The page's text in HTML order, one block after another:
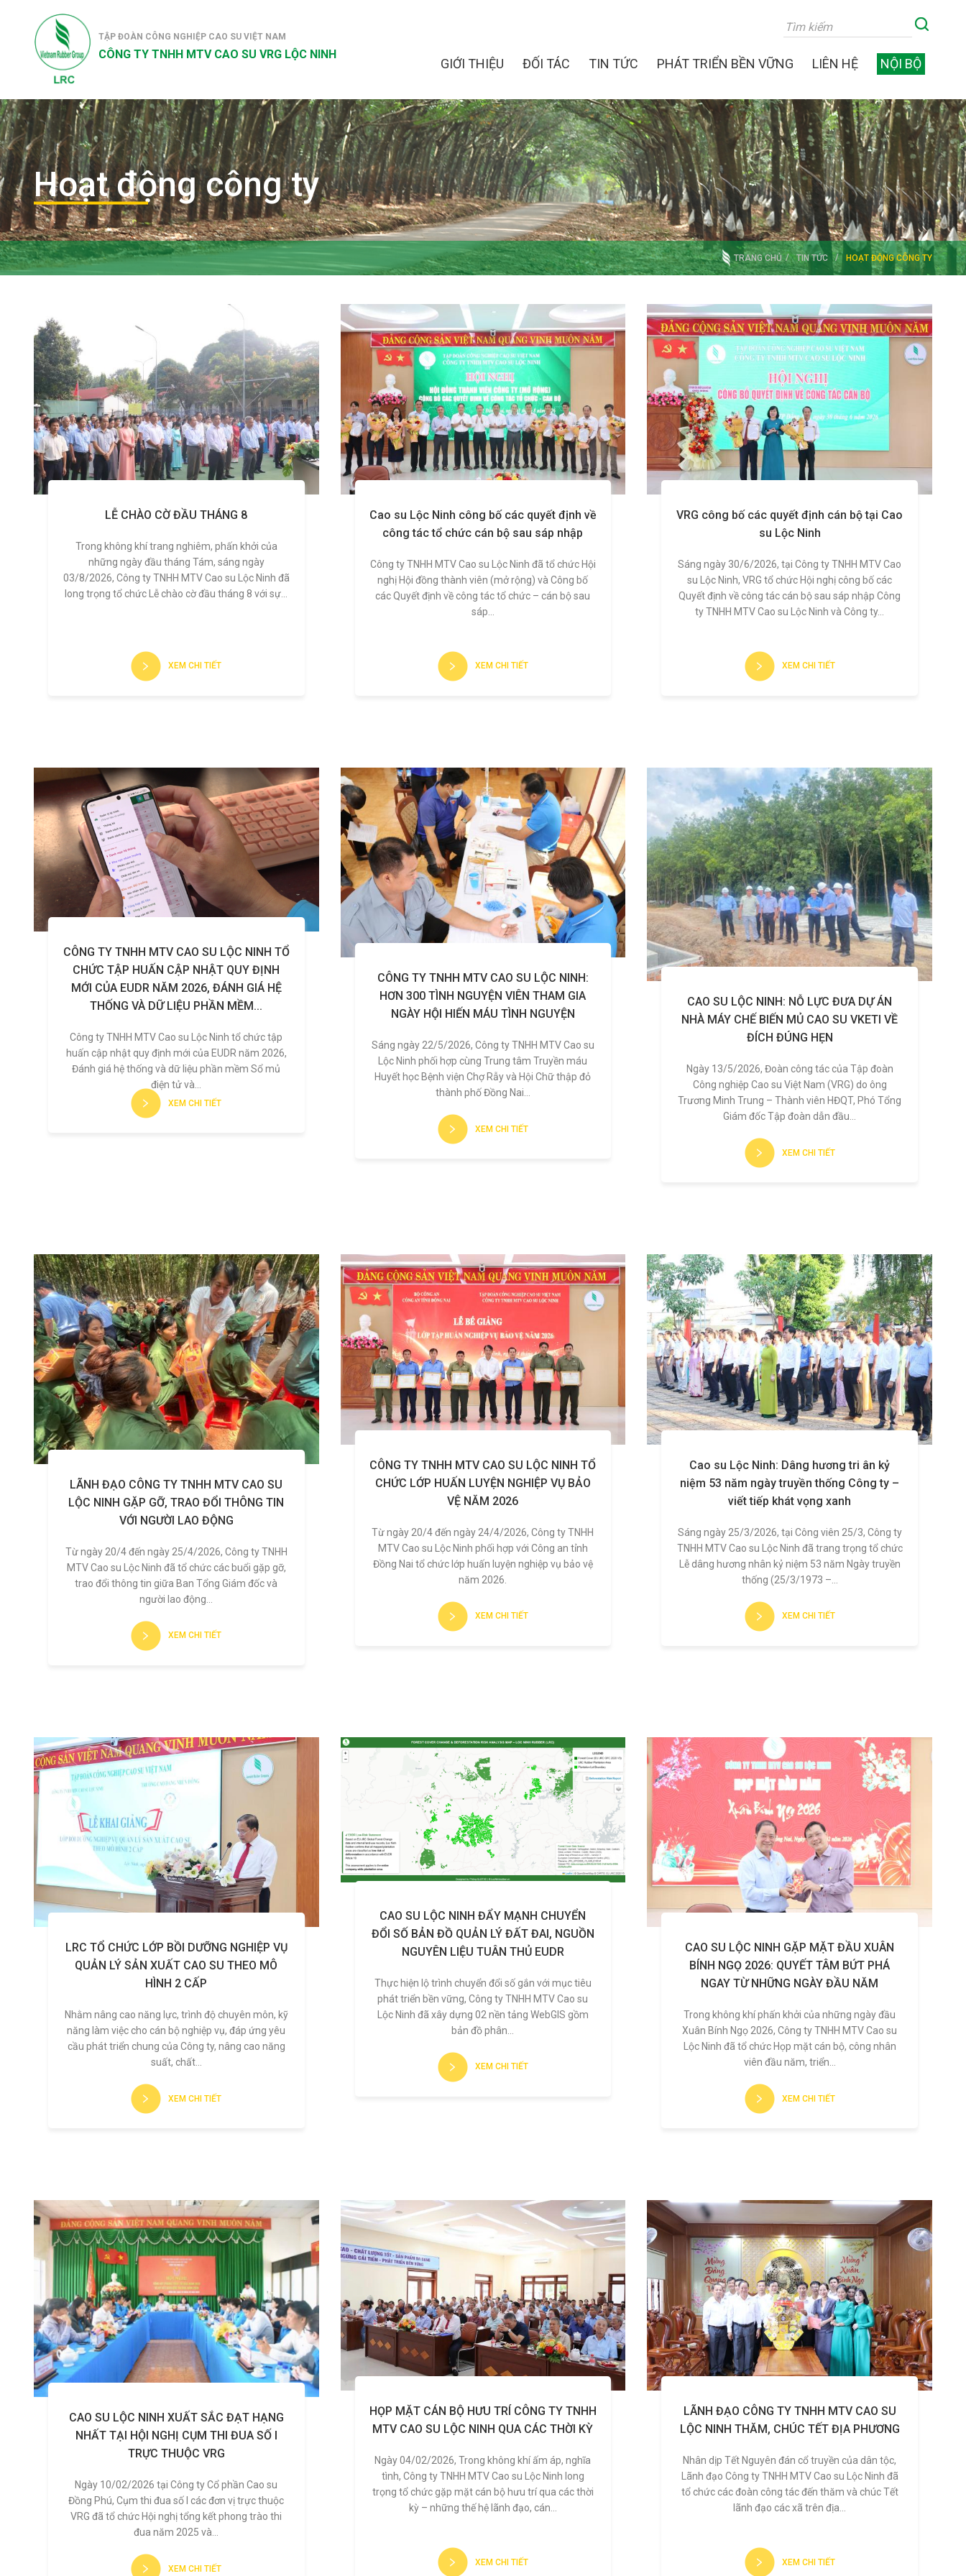
TẬP ĐOÀN CÔNG NGHIỆP CAO SU VIỆT NAM
CÔNG TY TNHH MTV CAO SU VRG LỘC NINH
GIỚI THIỆU ĐỐI TÁC TIN TỨC PHÁT TRIỂN BỀN VỮNG LIÊN HỆ NỘI BỘ
Hoạt động công ty
TRANG CHỦ TIN TỨC HOẠT ĐỘNG CÔNG TY
LỄ CHÀO CỜ ĐẦU THÁNG 8
Trong không khí trang nghiêm, phấn khởi của
những ngày đầu tháng Tám, sáng ngày
03/8/2026, Công ty TNHH MTV Cao su Lộc Ninh đã
long trọng tổ chức Lễ chào cờ đầu tháng 8 với sự...
XEM CHI TIẾT
Cao su Lộc Ninh công bố các quyết định về
công tác tổ chức cán bộ sau sáp nhập
Công ty TNHH MTV Cao su Lộc Ninh đã tổ chức Hội
nghị Hội đồng thành viên (mở rộng) và Công bố
các Quyết định về công tác tổ chức – cán bộ sau
sáp...
XEM CHI TIẾT
VRG công bố các quyết định cán bộ tại Cao
su Lộc Ninh
Sáng ngày 30/6/2026, tại Công ty TNHH MTV Cao
su Lộc Ninh, VRG tổ chức Hội nghị công bố các
Quyết định về công tác cán bộ sau sáp nhập Công
ty TNHH MTV Cao su Lộc Ninh và Công ty...
XEM CHI TIẾT
CÔNG TY TNHH MTV CAO SU LỘC NINH TỔ
CHỨC TẬP HUẤN CẬP NHẬT QUY ĐỊNH
MỚI CỦA EUDR NĂM 2026, ĐÁNH GIÁ HỆ
THỐNG VÀ DỮ LIỆU PHẦN MỀM...
Công ty TNHH MTV Cao su Lộc Ninh tổ chức tập
huấn cập nhật quy định mới của EUDR năm 2026,
Đánh giá hệ thống và dữ liệu phần mềm Sổ mủ
điện tử và...
XEM CHI TIẾT
CÔNG TY TNHH MTV CAO SU LỘC NINH:
HƠN 300 TÌNH NGUYỆN VIÊN THAM GIA
NGÀY HỘI HIẾN MÁU TÌNH NGUYỆN
Sáng ngày 22/5/2026, Công ty TNHH MTV Cao su
Lộc Ninh phối hợp cùng Trung tâm Truyền máu
Huyết học Bệnh viện Chợ Rẫy và Hội Chữ thập đỏ
thành phố Đồng Nai...
XEM CHI TIẾT
CAO SU LỘC NINH: NỖ LỰC ĐƯA DỰ ÁN
NHÀ MÁY CHẾ BIẾN MỦ CAO SU VKETI VỀ
ĐÍCH ĐÚNG HẸN
Ngày 13/5/2026, Đoàn công tác của Tập đoàn
Công nghiệp Cao su Việt Nam (VRG) do ông
Trương Minh Trung – Thành viên HĐQT, Phó Tổng
Giám đốc Tập đoàn dẫn đầu...
XEM CHI TIẾT
LÃNH ĐẠO CÔNG TY TNHH MTV CAO SU
LỘC NINH GẶP GỠ, TRAO ĐỔI THÔNG TIN
VỚI NGƯỜI LAO ĐỘNG
Từ ngày 20/4 đến ngày 25/4/2026, Công ty TNHH
MTV Cao su Lộc Ninh đã tổ chức các buổi gặp gỡ,
trao đổi thông tin giữa Ban Tổng Giám đốc và
người lao động...
XEM CHI TIẾT
CÔNG TY TNHH MTV CAO SU LỘC NINH TỔ
CHỨC LỚP HUẤN LUYỆN NGHIỆP VỤ BẢO
VỆ NĂM 2026
Từ ngày 20/4 đến ngày 24/4/2026, Công ty TNHH
MTV Cao su Lộc Ninh phối hợp với Công an tỉnh
Đồng Nai tổ chức lớp huấn luyện nghiệp vụ bảo vệ
năm 2026.
XEM CHI TIẾT
Cao su Lộc Ninh: Dâng hương tri ân kỷ
niệm 53 năm ngày truyền thống Công ty –
viết tiếp khát vọng xanh
Sáng ngày 25/3/2026, tại Công viên 25/3, Công ty
TNHH MTV Cao su Lộc Ninh đã trang trọng tổ chức
Lễ dâng hương nhân kỷ niệm 53 năm Ngày truyền
thống (25/3/1973 –...
XEM CHI TIẾT
LRC TỔ CHỨC LỚP BỒI DƯỠNG NGHIỆP VỤ
QUẢN LÝ SẢN XUẤT CAO SU THEO MÔ
HÌNH 2 CẤP
Nhằm nâng cao năng lực, trình độ chuyên môn, kỹ
năng làm việc cho cán bộ nghiệp vụ, đáp ứng yêu
cầu phát triển chung của Công ty, nâng cao năng
suất, chất...
XEM CHI TIẾT
CAO SU LỘC NINH ĐẨY MẠNH CHUYỂN
ĐỔI SỐ BẢN ĐỒ QUẢN LÝ ĐẤT ĐAI, NGUỒN
NGUYÊN LIỆU TUÂN THỦ EUDR
Thực hiện lộ trình chuyển đổi số gắn với mục tiêu
phát triển bền vững, Công ty TNHH MTV Cao su
Lộc Ninh đã xây dựng 02 nền tảng WebGIS gồm
bản đồ phân...
XEM CHI TIẾT
CAO SU LỘC NINH GẶP MẶT ĐẦU XUÂN
BÍNH NGỌ 2026: QUYẾT TÂM BỨT PHÁ
NGAY TỪ NHỮNG NGÀY ĐẦU NĂM
Trong không khí phấn khởi của những ngày đầu
Xuân Bính Ngọ 2026, Công ty TNHH MTV Cao su
Lộc Ninh đã tổ chức Họp mặt cán bộ, công nhân
viên đầu năm, triển...
XEM CHI TIẾT
CAO SU LỘC NINH XUẤT SẮC ĐẠT HẠNG
NHẤT TẠI HỘI NGHỊ CỤM THI ĐUA SỐ I
TRỰC THUỘC VRG
Ngày 10/02/2026 tại Công ty Cổ phần Cao su
Đồng Phú, Cụm thi đua số I các đơn vị trực thuộc
VRG đã tổ chức Hội nghị tổng kết phong trào thi
đua năm 2025 và...
XEM CHI TIẾT
HỌP MẶT CÁN BỘ HƯU TRÍ CÔNG TY TNHH
MTV CAO SU LỘC NINH QUA CÁC THỜI KỲ
Ngày 04/02/2026, Trong không khí ấm áp, nghĩa
tình, Công ty TNHH MTV Cao su Lộc Ninh long
trọng tổ chức gặp mặt cán bộ hưu trí qua các thời
kỳ – những thế hệ lãnh đạo, cán...
XEM CHI TIẾT
LÃNH ĐẠO CÔNG TY TNHH MTV CAO SU
LỘC NINH THĂM, CHÚC TẾT ĐỊA PHƯƠNG
Nhân dịp Tết Nguyên đán cổ truyền của dân tộc,
Lãnh đạo Công ty TNHH MTV Cao su Lộc Ninh đã
tổ chức các đoàn công tác đến thăm và chúc Tết
lãnh đạo các xã trên địa...
XEM CHI TIẾT